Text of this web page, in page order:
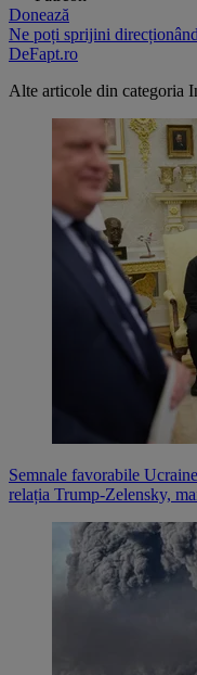
Donează
Ne poți sprijini
DeFapt.ro
Alte articole din categoria
Semnale favorabile
relația Trump-Zelensky,